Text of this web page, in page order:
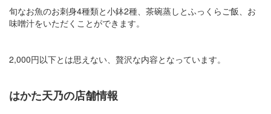
旬なお魚のお刺身4種類と小鉢2種、茶碗蒸しとふっくらご飯、お
味噌汁をいただくことができます。
2,000円以下とは思えない、贅沢な内容となっています。
はかた天乃の店舗情報